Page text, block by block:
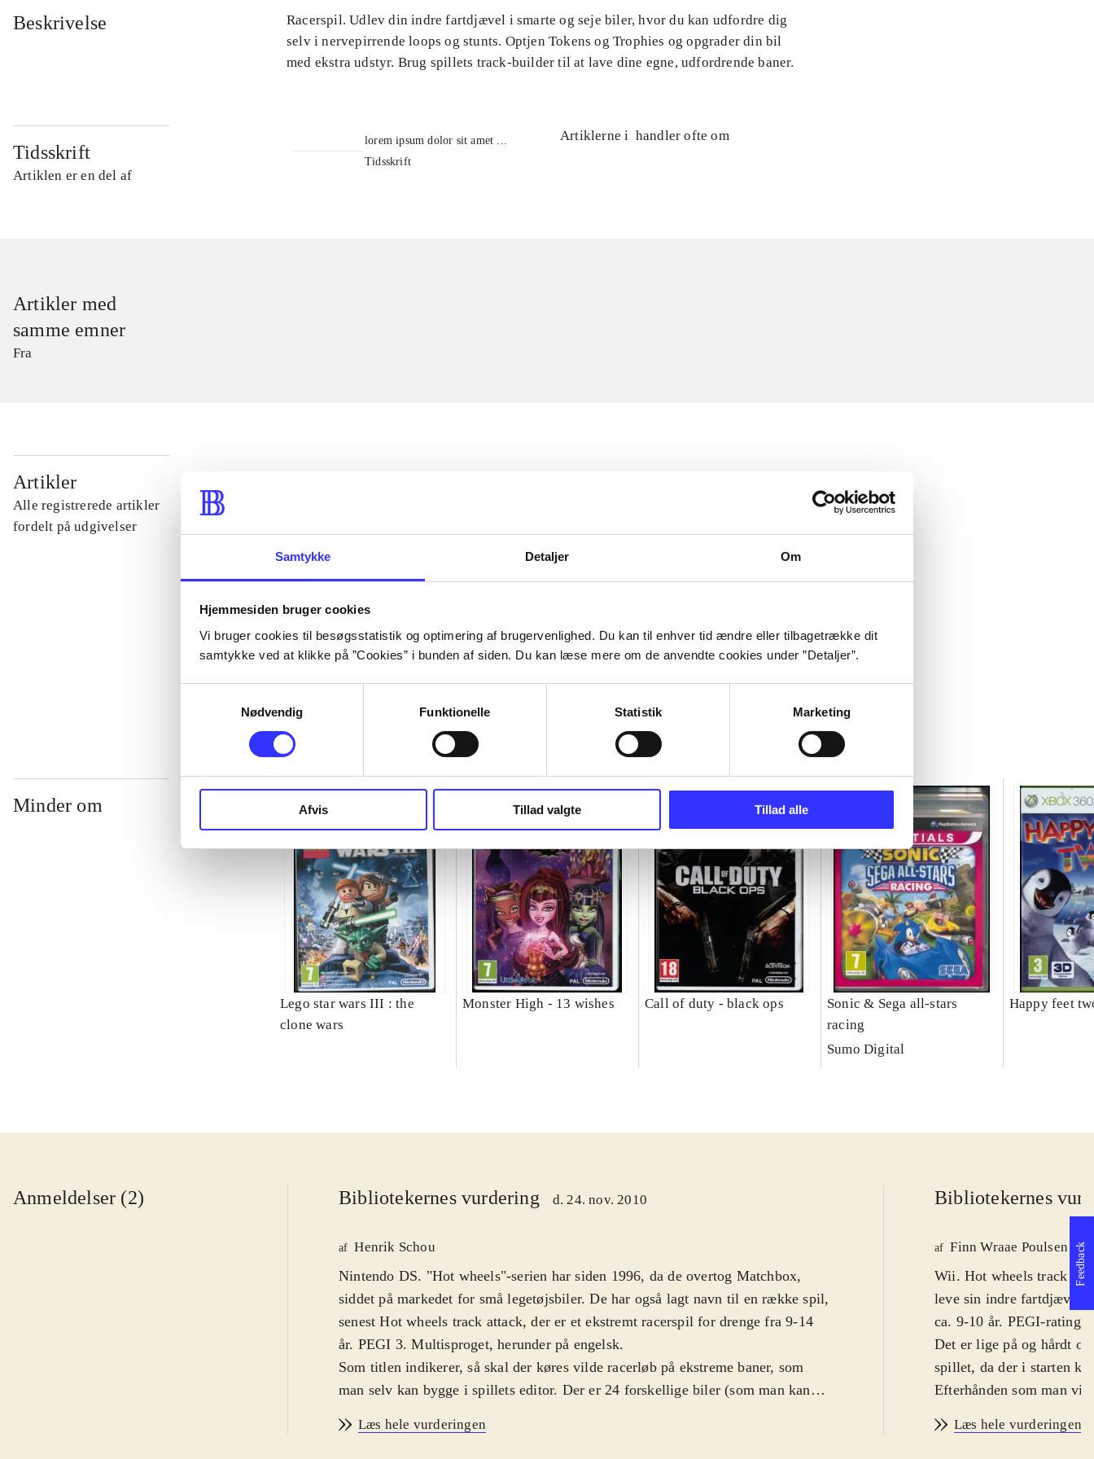
Samtykke Detaljer Om
Hjemmesiden bruger cookies
Vi bruger cookies til besøgsstatistik og optimering af brugervenlighed. Du kan til enhver tid ændre eller tilbagetrække dit
samtykke ved at klikke på ”Cookies” i bunden af siden. Du kan læse mere om de anvendte cookies under ”Detaljer”.
Nødvendig
Funktionelle Statistik Marketing
Afvis Tillad valgte Tillad alle
Beskrivelse
Racerspil. Udlev din indre fartdjævel i smarte og seje biler, hvor du kan udfordre dig
selv i nervepirrende loops og stunts. Optjen Tokens og Trophies og opgrader din bil
med ekstra udstyr. Brug spillets track-builder til at lave dine egne, udfordrende baner.
Tidsskrift
Artiklen er en del af
lorem ipsum dolor sit amet ...
Tidsskrift
Artiklerne i handler ofte om
Artikler med
samme emner
Fra
Artikler
Alle registrerede artikler
fordelt på udgivelser
...
...
Minder om
Lego star wars III : the
clone wars
Monster High - 13 wishes Call of duty - black ops
Sonic & Sega all-stars
racing
Sumo Digital
Happy feet
Anmeldelser (2) Bibliotekernes vurdering d. 24. nov. 2010
af Henrik Schou
Nintendo DS. "Hot wheels"-serien har siden 1996, da de overtog Matchbox,
siddet på markedet for små legetøjsbiler. De har også lagt navn til en række spil,
senest Hot wheels track attack, der er et ekstremt racerspil for drenge fra 9-14
år. PEGI 3. Multisproget, herunder på engelsk.
Som titlen indikerer, så skal der køres vilde racerløb på ekstreme baner, som
man selv kan bygge i spillets editor. Der er 24 forskellige biler (som man kan
masser af ekstreme elementer såsom loops og flydehop - de er alle dele af de
Læs hele vurderingen
Bibliotekernes
af Finn Wraae Poulsen
Wii. Hot wheels track
leve sin indre fartdjævel
ca. 9-10 år. PEGI-rating
Det er lige på og hårdt
spillet, da der i starten
Efterhånden som man
som genren antyder, så
Læs hele vurderingen
Feedback